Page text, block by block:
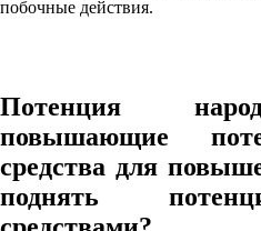
побочные действия.
Потенция
повышающие
средства для
поднять